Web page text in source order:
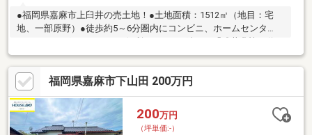
●福岡県嘉麻市上臼井の売土地！●土地面積：1512㎡（地目：宅
地、一部原野）●徒歩約5～6分圏内にコンビニ、ホームセンタ
まで徒歩約2分（約130ｍ）！●JR篠栗線「桂川」駅まで車で約12
分！〇ぜひお気軽にお問い合わせください！（エイチ・マリー株
式会社 TEL：092-624-0039）
福岡県嘉麻市下山田 200万円
200万円
（坪単価:-）